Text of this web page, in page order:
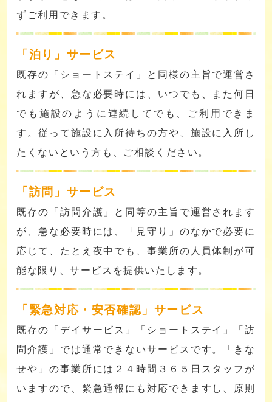
ずご利用できます。
「泊り」サービス
既存の「ショートステイ」と同様の主旨で運営さ
れますが、急な必要時には、いつでも、また何日
でも施設のように連続してでも、ご利用できま
す。従って施設に入所待ちの方や、施設に入所し
たくないという方も、ご相談ください。
「訪問」サービス
既存の「訪問介護」と同等の主旨で運営されます
が、急な必要時には、「見守り」のなかで必要に
応じて、たとえ夜中でも、事業所の人員体制が可
能な限り、サービスを提供いたします。
「緊急対応・安否確認」サービス
既存の「デイサービス」「ショートステイ」「訪
問介護」では通常できないサービスです。「きな
せや」の事業所には２４時間３６５日スタッフが
いますので、緊急通報にも対応できますし、原則